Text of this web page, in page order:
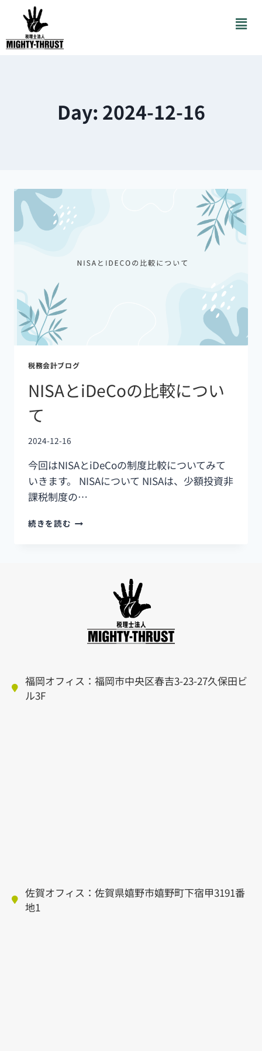
Day: 2024-12-16
税務会計ブログ
NISAとiDeCoの比較につい
て
2024-12-16
今回はNISAとiDeCoの制度比較についてみて
いきます。 NISAについて NISAは、少額投資非
課税制度の…
続きを読む
福岡オフィス：福岡市中央区春吉3-23-27久保田ビ
ル3F
佐賀オフィス：佐賀県嬉野市嬉野町下宿甲3191番
地1